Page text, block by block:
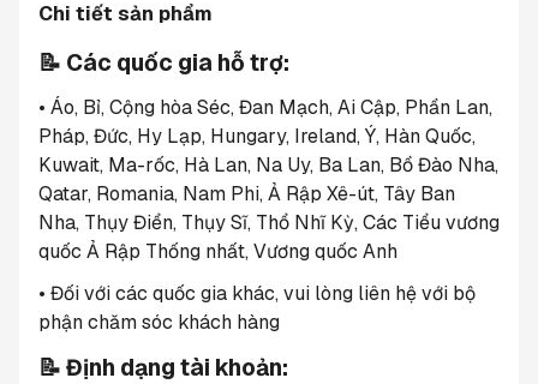
Chi tiết sản phẩm
📝 Các quốc gia hỗ trợ:
• Áo, Bỉ, Cộng hòa Séc, Đan Mạch, Ai Cập, Phần Lan,
Pháp, Đức, Hy Lạp, Hungary, Ireland, Ý, Hàn Quốc,
Kuwait, Ma-rốc, Hà Lan, Na Uy, Ba Lan, Bồ Đào Nha,
Qatar, Romania, Nam Phi, Ả Rập Xê-út, Tây Ban
Nha, Thụy Điển, Thụy Sĩ, Thổ Nhĩ Kỳ, Các Tiểu vương
quốc Ả Rập Thống nhất, Vương quốc Anh
• Đối với các quốc gia khác, vui lòng liên hệ với bộ
phận chăm sóc khách hàng
📝 Định dạng tài khoản: